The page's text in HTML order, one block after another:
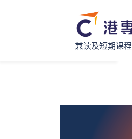
兼读及短期课程